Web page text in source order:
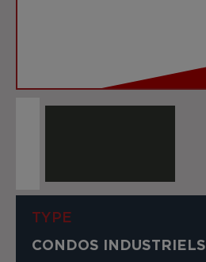
TYPE
CONDOS INDUSTRIELS